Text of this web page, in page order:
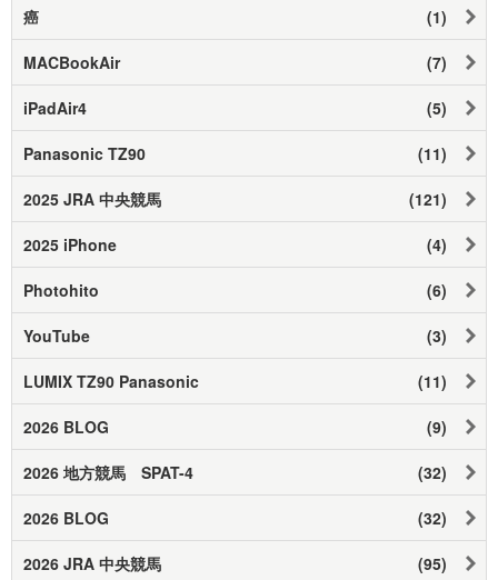
癌 (1)
MACBookAir (7)
iPadAir4 (5)
Panasonic TZ90 (11)
2025 JRA 中央競馬 (121)
2025 iPhone (4)
Photohito (6)
YouTube (3)
LUMIX TZ90 Panasonic (11)
2026 BLOG (9)
2026 地方競馬 SPAT-4 (32)
2026 BLOG (32)
2026 JRA 中央競馬 (95)